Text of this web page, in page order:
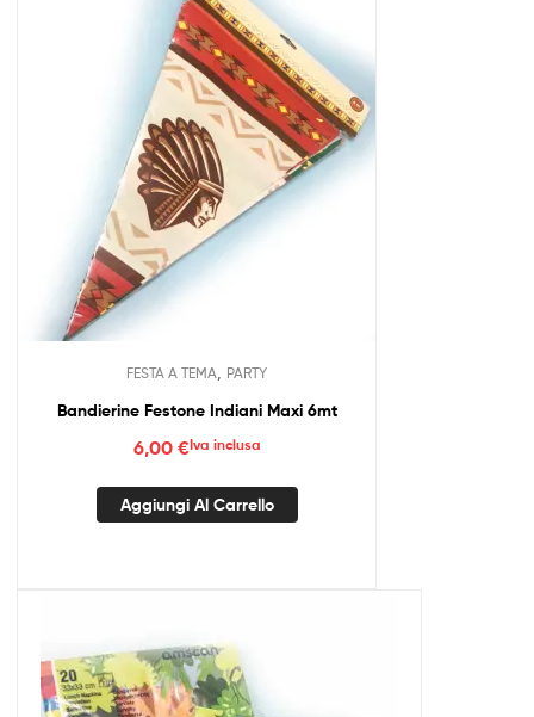
FESTA A TEMA PARTY
Bandierine Festone Indiani Maxi 6mt
6,00 €Iva inclusa
Aggiungi Al Carrello